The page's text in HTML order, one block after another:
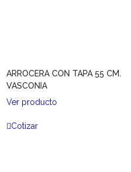
ARROCERA CON TAPA 55 CM.
VASCONIA
Ver producto
Cotizar